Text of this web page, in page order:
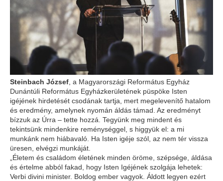
Steinbach József , a Magyarországi Református Egyház
Dunántúli Református Egyházkerületének püspöke Isten
igéjének hirdetését csodának tartja, mert megelevenítő hatalom
és eredmény, amelynek nyomán áldás támad. Az eredményt
bízzuk az Úrra – tette hozzá. Tegyünk meg mindent és
tekintsünk mindenkire reménységgel, s higgyük el: a mi
munkánk nem hiábavaló. Ha Isten igéje szól, az nem tér vissza
üresen, elvégzi munkáját.
„Életem és családom életének minden öröme, szépsége, áldása
és értelme abból fakad, hogy Isten Igéjének szolgája lehetek:
Verbi divini minister. Boldog ember vagyok. Áldott legyen ezért